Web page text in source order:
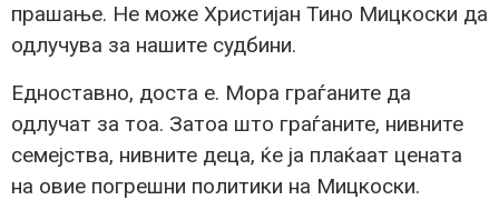
прашање. Не може Христијан Тино Мицкоски да
одлучува за нашите судбини.
Едноставно, доста е. Мора граѓаните да
одлучат за тоа. Затоа што граѓаните, нивните
семејства, нивните деца, ќе ја плаќаат цената
на овие погрешни политики на Мицкоски.